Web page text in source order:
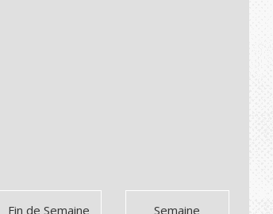
Fin de Semaine Semaine